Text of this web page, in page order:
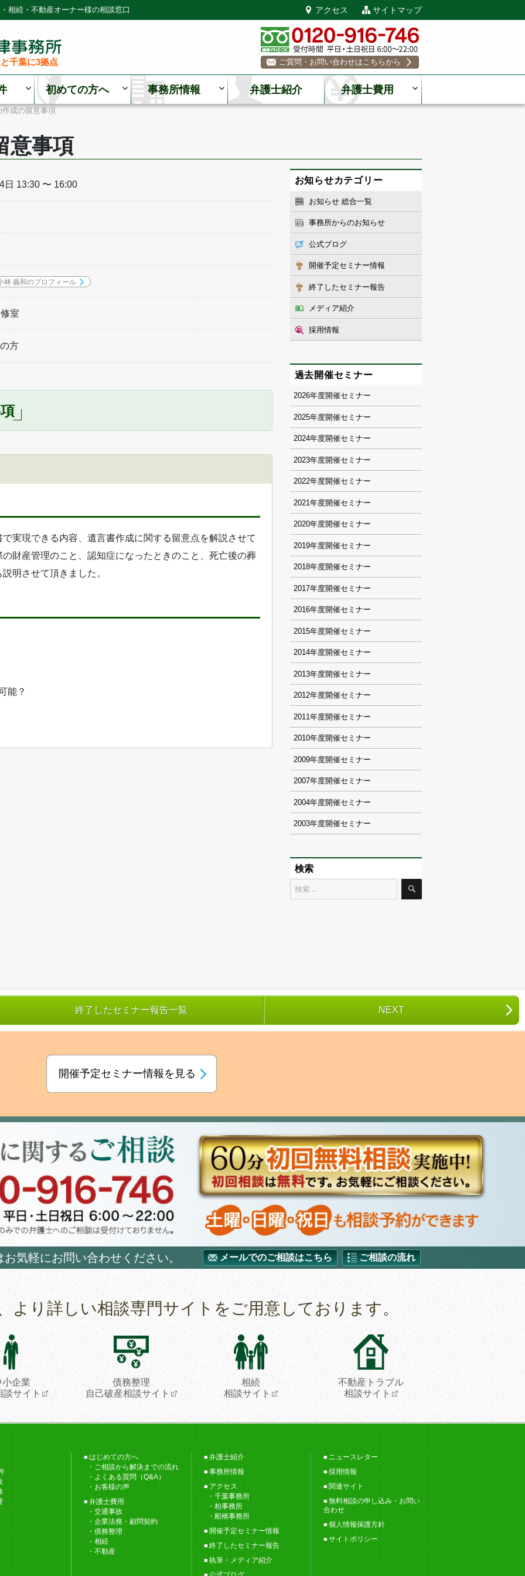
相続・不動産オーナー様の相談窓口 アクセス サイトマップ
千葉に3拠点 ご質問・お問い合わせはこちらから
初めての方へ 事務所情報 弁護士紹介 弁護士費用
成の留意事項
意事項
日 13:30 〜 16:00
林 義和のプロフィール
室
方
実現できる内容、遺言書作成に関する留意点を解説させて
財産管理のこと、認知症になったときのこと、死亡後の葬
明させて頂きました。
能？
お知らせカテゴリー
お知らせ 総合一覧
事務所からのお知らせ
公式ブログ
開催予定セミナー情報
終了したセミナー報告
メディア紹介
採用情報
過去開催セミナー
2026
2025
2024
2023
2022
2021
2020
2019
2018
2017
2016
2015
2014
2013
2012
2011
2010
2009
2007
2004
2003
検索
検
索
検
終了したセミナー報告一覧 NEXT
開催予定セミナー情報を見る
気軽にお問い合わせください。 メールでのご相談はこちら ご相談の流れ
より詳しい相談専門サイトをご用意しております。
小企業
談サイト
債務整理
自己破産相談サイト
相続
相談サイト
不動産トラブル
相談サイト
はじめての方へ
ご相談から解決までの流れ
よくある質問（Q&A）
お客様の声
弁護士費用
交通事故
企業法務・顧問契約
債務整理
相続
不動産
弁護士紹介
事務所情報
アクセス
千葉事務所
柏事務所
船橋事務所
開催予定セミナー情報
終了したセミナー報告
執筆・メディア紹介
ニュースレター
採用情報
関連サイト
無料相談の申し込み・お問い
合わせ
個人情報保護方針
サイトポリシー